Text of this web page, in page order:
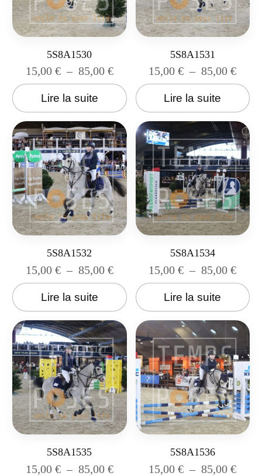
5S8A1530
15,00 € – 85,00 €
Lire la suite
5S8A1531
15,00€ – 85,00€
Lire la suite
5S8A1532
15,00 € – 85,00 €
Lire la suite
5S8A1534
15,00€ – 85,00€
Lire la suite
5S8A1535
15,00 € – 85,00 €
5S8A1536
15,00€ – 85,00€